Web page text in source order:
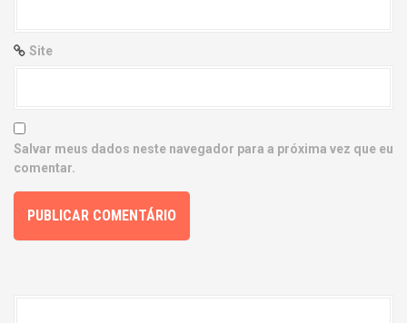
Site
Salvar meus dados neste navegador para a próxima vez que eu
comentar.